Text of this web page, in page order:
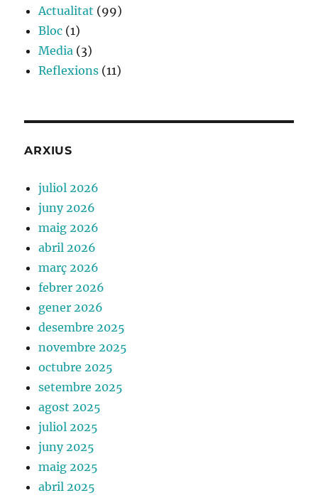
Actualitat (99)
Bloc (1)
Media (3)
Reflexions (11)
ARXIUS
juliol 2026
juny 2026
maig 2026
abril 2026
març 2026
febrer 2026
gener 2026
desembre 2025
novembre 2025
octubre 2025
setembre 2025
agost 2025
juliol 2025
juny 2025
maig 2025
abril 2025